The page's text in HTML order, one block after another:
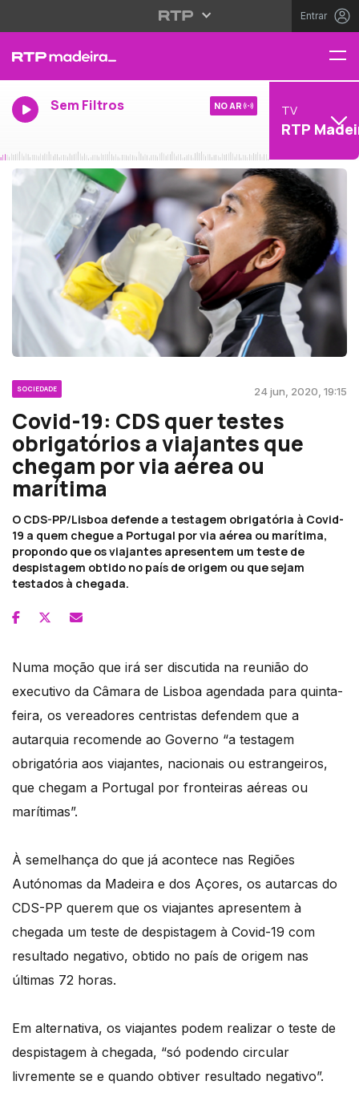
Entrar
Sem Filtros NO AR TV
RTP
SOCIEDADE 24 jun, 2020, 19:15
Covid-19: CDS quer testes
obrigatórios a viajantes que
chegam por via aérea ou
marítima
O CDS-PP/Lisboa defende a testagem obrigatória à Covid-
19 a quem chegue a Portugal por via aérea ou marítima,
propondo que os viajantes apresentem um teste de
despistagem obtido no país de origem ou que sejam
testados à chegada.
Numa moção que irá ser discutida na reunião do
executivo da Câmara de Lisboa agendada para quinta-
feira, os vereadores centristas defendem que a
autarquia recomende ao Governo “a testagem
obrigatória aos viajantes, nacionais ou estrangeiros,
que chegam a Portugal por fronteiras aéreas ou
marítimas”.
À semelhança do que já acontece nas Regiões
Autónomas da Madeira e dos Açores, os autarcas do
CDS-PP querem que os viajantes apresentem à
chegada um teste de despistagem à Covid-19 com
resultado negativo, obtido no país de origem nas
últimas 72 horas.
Em alternativa, os viajantes podem realizar o teste de
despistagem à chegada, “só podendo circular
livremente se e quando obtiver resultado negativo”.